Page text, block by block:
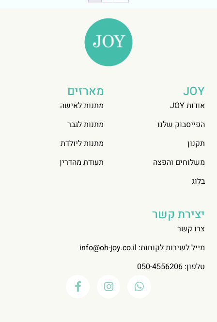
JOY
אודות JOY
הפייסבוק שלנו
תקנון
משלוחים והפצה
בלוג
מארזים
מתנות לאישה
מתנות לגבר
מתנות ליולדת
תעודת מהדרין
יצירת קשר
צרו קשר
מייל לשירות לקוחות: info@oh-joy.co.il
טלפון: 050-4556206